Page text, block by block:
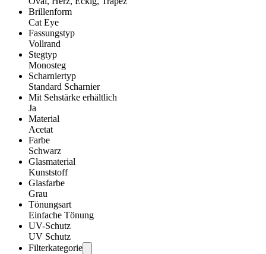
Brillenform
Cat Eye
Fassungstyp
Vollrand
Stegtyp
Monosteg
Scharniertyp
Standard Scharnier
Mit Sehstärke erhältlich
Ja
Material
Acetat
Farbe
Schwarz
Glasmaterial
Kunststoff
Glasfarbe
Grau
Tönungsart
Einfache Tönung
UV-Schutz
UV Schutz
Filterkategorie